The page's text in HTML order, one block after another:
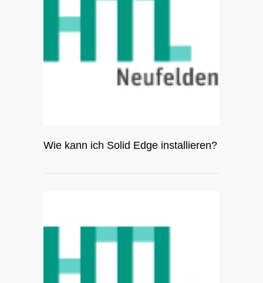
Wie kann ich Solid Edge installieren?